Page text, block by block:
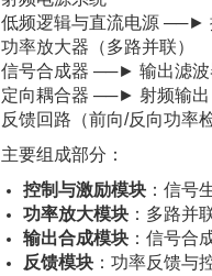
低频逻辑与直流电源 ──►
功率放大器（多路并联）
信号合成器 ──► 输出滤波
定向耦合器 ──► 射频输出
反馈回路（前向/反向功率
主要组成部分：
控制与激励模块 ：信号
功率放大模块 ：多路并
输出合成模块 ：信号合
反馈模块 ：功率反馈与